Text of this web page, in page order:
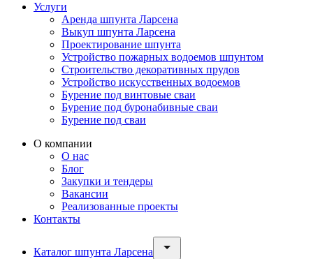
Услуги
Аренда шпунта Ларсена
Выкуп шпунта Ларсена
Проектирование шпунта
Устройство пожарных водоемов шпунтом
Строительство декоративных прудов
Устройство искусственных водоемов
Бурение под винтовые сваи
Бурение под буронабивные сваи
Бурение под сваи
О компании
О нас
Блог
Закупки и тендеры
Вакансии
Реализованные проекты
Контакты
Каталог шпунта Ларсена